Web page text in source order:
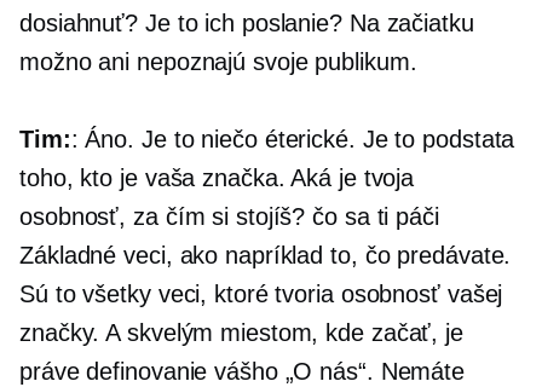
dosiahnuť? Je to ich poslanie? Na začiatku
možno ani nepoznajú svoje publikum.
Tim:: Áno. Je to niečo éterické. Je to podstata
toho, kto je vaša značka. Aká je tvoja
osobnosť, za čím si stojíš? čo sa ti páči
Základné veci, ako napríklad to, čo predávate.
Sú to všetky veci, ktoré tvoria osobnosť vašej
značky. A skvelým miestom, kde začať, je
práve definovanie vášho „O nás“. Nemáte